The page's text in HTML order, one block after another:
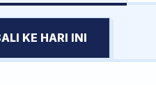
KE HARI INI